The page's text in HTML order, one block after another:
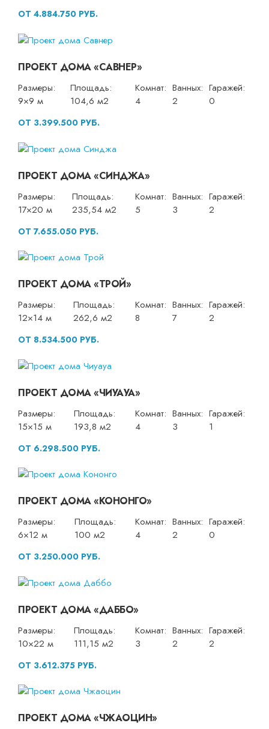
ОТ 4.884.750 РУБ.
ПРОЕКТ ДОМА «САВНЕР»
Размеры:
9×9 м
Площадь:
104,6 м2
Комнат:
4
Ванных:
2
Гаражей:
0
ОТ 3.399.500 РУБ.
ПРОЕКТ ДОМА «СИНДЖА»
Размеры:
17×20 м
Площадь:
235,54 м2
Комнат:
5
Ванных:
3
Гаражей:
2
ОТ 7.655.050 РУБ.
ПРОЕКТ ДОМА «ТРОЙ»
Размеры:
12×14 м
Площадь:
262,6 м2
Комнат:
8
Ванных:
7
Гаражей:
2
ОТ 8.534.500 РУБ.
ПРОЕКТ ДОМА «ЧИУАУА»
Размеры:
15×15 м
Площадь:
193,8 м2
Комнат:
4
Ванных:
3
Гаражей:
1
ОТ 6.298.500 РУБ.
ПРОЕКТ ДОМА «КОНОНГО»
Размеры:
6×12 м
Площадь:
100 м2
Комнат:
4
Ванных:
2
Гаражей:
0
ОТ 3.250.000 РУБ.
ПРОЕКТ ДОМА «ДАББО»
Размеры:
10×22 м
Площадь:
111,15 м2
Комнат:
3
Ванных:
2
Гаражей:
2
ОТ 3.612.375 РУБ.
ПРОЕКТ ДОМА «ЧЖАОЦИН»